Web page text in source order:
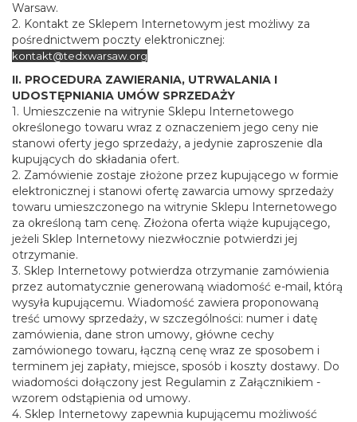
Warsaw.
2. Kontakt ze Sklepem Internetowym jest możliwy za
pośrednictwem poczty elektronicznej:
kontakt@tedxwarsaw.org
II. PROCEDURA ZAWIERANIA, UTRWALANIA I
UDOSTĘPNIANIA UMÓW SPRZEDAŻY
1. Umieszczenie na witrynie Sklepu Internetowego
określonego towaru wraz z oznaczeniem jego ceny nie
stanowi oferty jego sprzedaży, a jedynie zaproszenie dla
kupujących do składania ofert.
2. Zamówienie zostaje złożone przez kupującego w formie
elektronicznej i stanowi ofertę zawarcia umowy sprzedaży
towaru umieszczonego na witrynie Sklepu Internetowego
za określoną tam cenę. Złożona oferta wiąże kupującego,
jeżeli Sklep Internetowy niezwłocznie potwierdzi jej
otrzymanie.
3. Sklep Internetowy potwierdza otrzymanie zamówienia
przez automatycznie generowaną wiadomość e-mail, którą
wysyła kupującemu. Wiadomość zawiera proponowaną
treść umowy sprzedaży, w szczególności: numer i datę
zamówienia, dane stron umowy, główne cechy
zamówionego towaru, łączną cenę wraz ze sposobem i
terminem jej zapłaty, miejsce, sposób i koszty dostawy. Do
wiadomości dołączony jest Regulamin z Załącznikiem -
wzorem odstąpienia od umowy.
4. Sklep Internetowy zapewnia kupującemu możliwość